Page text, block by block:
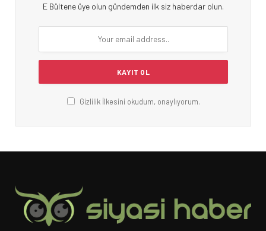
E Bültene üye olun gündemden ilk siz haberdar olun.
Gizlilik İlkesini okudum, onaylıyorum.